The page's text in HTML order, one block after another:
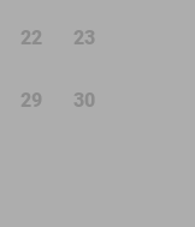
22 23
29 30